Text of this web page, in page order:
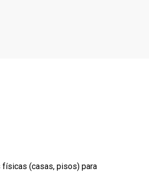
físicas (casas, pisos) para